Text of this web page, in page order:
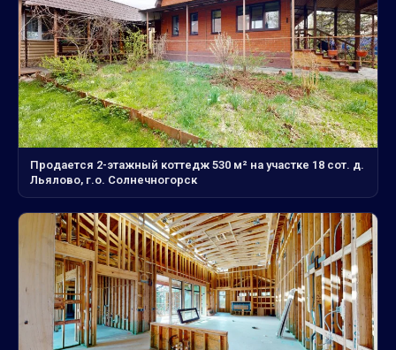
Продается 2-этажный коттедж 530 м² на участке 18 сот. д.
Льялово, г.о. Солнечногорск